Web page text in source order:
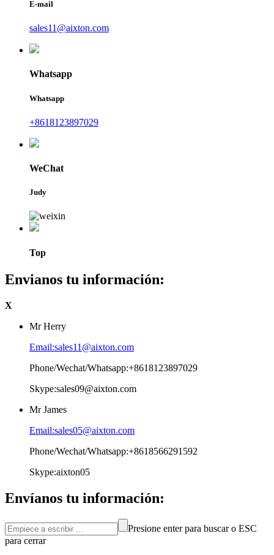
E-mail
sales11@aixton.com
Whatsapp
Whatsapp
+8618123897029
WeChat
Judy
Top
Envianos tu información:
X
Mr Herry
Email:sales11@aixton.com
Phone/Wechat/Whatsapp:+8618123897029
Skype:sales09@aixton.com
Mr James
Email:sales05@aixton.com
Phone/Wechat/Whatsapp:+8618566291592
Skype:aixton05
Envíanos tu información:
Presione enter para buscar o ESC
para cerrar